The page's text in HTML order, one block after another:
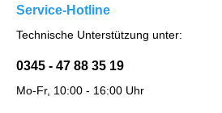
Service-Hotline
Technische Unterstützung unter:
0345 - 47 88 35 19
Mo-Fr, 10:00 - 16:00 Uhr